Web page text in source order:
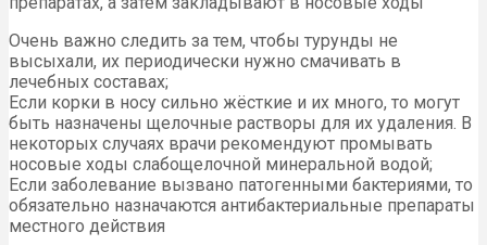
Очень важно следить за тем, чтобы турунды не
высыхали, их периодически нужно смачивать в
лечебных составах;
Если корки в носу сильно жёсткие и их много, то могут
быть назначены щелочные растворы для их удаления. В
некоторых случаях врачи рекомендуют промывать
носовые ходы слабощелочной минеральной водой;
Если заболевание вызвано патогенными бактериями, то
обязательно назначаются антибактериальные препараты
местного действия